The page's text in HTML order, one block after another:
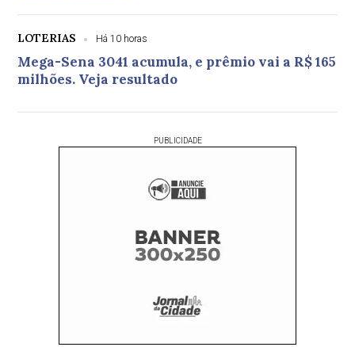
LOTERIAS Há 10 horas
Mega-Sena 3041 acumula, e prêmio vai a R$ 165
milhões. Veja resultado
PUBLICIDADE